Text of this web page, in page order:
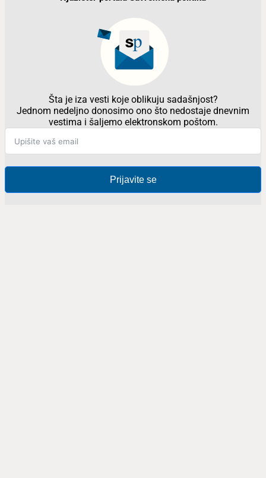
Šta je iza vesti koje oblikuju sadašnjost?
Jednom nedeljno donosimo ono što nedostaje dnevnim
vestima i šaljemo elektronskom poštom.
Prijavite se